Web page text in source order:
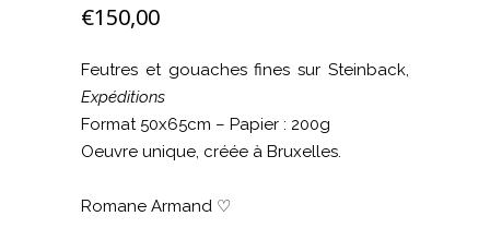
€150,00
Feutres et gouaches fines sur Steinback,
Expéditions
Format 50x65cm – Papier : 200g
Oeuvre unique, créée à Bruxelles.
Romane Armand ♡